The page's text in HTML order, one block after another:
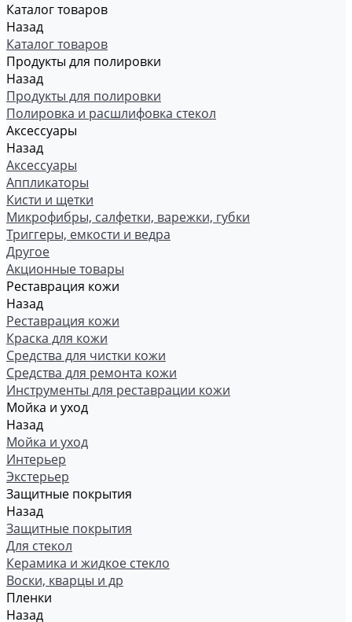
Каталог товаров
Назад
Каталог товаров
Продукты для полировки
Назад
Продукты для полировки
Полировка и расшлифовка стекол
Аксессуары
Назад
Аксессуары
Аппликаторы
Кисти и щетки
Микрофибры, салфетки, варежки, губки
Триггеры, емкости и ведра
Другое
Акционные товары
Реставрация кожи
Назад
Реставрация кожи
Краска для кожи
Средства для чистки кожи
Средства для ремонта кожи
Инструменты для реставрации кожи
Мойка и уход
Назад
Мойка и уход
Интерьер
Экстерьер
Защитные покрытия
Назад
Защитные покрытия
Для стекол
Керамика и жидкое стекло
Воски, кварцы и др
Пленки
Назад